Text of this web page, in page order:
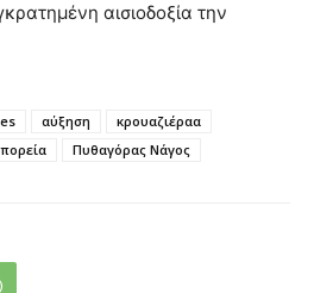
αισιοδοξία την
αύξηση
κρουαζιέραα
πορεία Πυθαγόρας Νάγος